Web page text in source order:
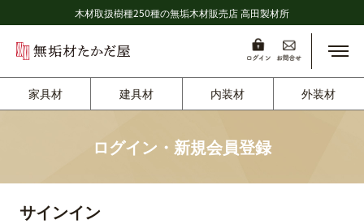
木材取扱樹種250種の無垢木材販売店 高田製材所
メニ
家具材 建具材 内装材 外装材
ログイン・新規会員登録
サインイン